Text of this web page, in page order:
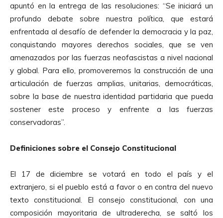
apuntó en la entrega de las resoluciones: “Se iniciará un
profundo debate sobre nuestra política, que estará
enfrentada al desafío de defender la democracia y la paz,
conquistando mayores derechos sociales, que se ven
amenazados por las fuerzas neofascistas a nivel nacional
y global. Para ello, promoveremos la construcción de una
articulación de fuerzas amplias, unitarias, democráticas,
sobre la base de nuestra identidad partidaria que pueda
sostener este proceso y enfrente a las fuerzas
conservadoras”.
Definiciones sobre el Consejo Constitucional
El 17 de diciembre se votará en todo el país y el
extranjero, si el pueblo está a favor o en contra del nuevo
texto constitucional. El consejo constitucional, con una
composición mayoritaria de ultraderecha, se saltó los